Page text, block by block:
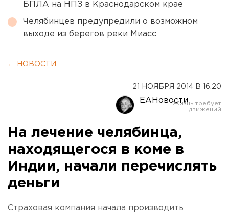
БПЛА на НПЗ в Краснодарском крае
Челябинцев предупредили о возможном
выходе из берегов реки Миасс
← НОВОСТИ
21 НОЯБРЯ 2014 В 16:20
ЕАНовости
На лечение челябинца,
находящегося в коме в
Индии, начали перечислять
деньги
Страховая компания начала производить